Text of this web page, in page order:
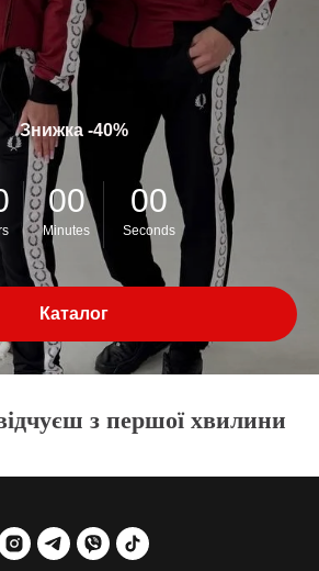
Знижка -40%
00
Minutes
00
Seconds
Каталог
з першої хвилини